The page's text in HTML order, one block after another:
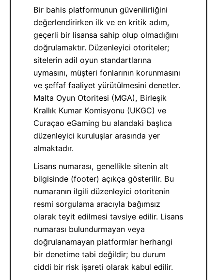
Bir bahis platformunun güvenilirliğini
değerlendirirken ilk ve en kritik adım,
geçerli bir lisansa sahip olup olmadığını
doğrulamaktır. Düzenleyici otoriteler;
sitelerin adil oyun standartlarına
uymasını, müşteri fonlarının korunmasını
ve şeffaf faaliyet yürütülmesini denetler.
Malta Oyun Otoritesi (MGA), Birleşik
Krallık Kumar Komisyonu (UKGC) ve
Curaçao eGaming bu alandaki başlıca
düzenleyici kuruluşlar arasında yer
almaktadır.
Lisans numarası, genellikle sitenin alt
bilgisinde (footer) açıkça gösterilir. Bu
numaranın ilgili düzenleyici otoritenin
resmi sorgulama aracıyla bağımsız
olarak teyit edilmesi tavsiye edilir. Lisans
numarası bulundurmayan veya
doğrulanamayan platformlar herhangi
bir denetime tabi değildir; bu durum
ciddi bir risk işareti olarak kabul edilir.